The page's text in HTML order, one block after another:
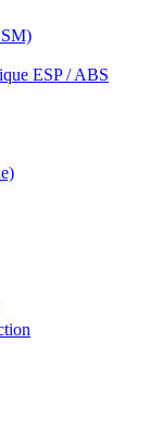
ESP / ABS